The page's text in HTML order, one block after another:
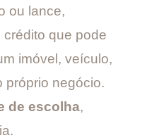
ou lance,
que pode
imóvel, veículo,
próprio negócio.
de escolha,